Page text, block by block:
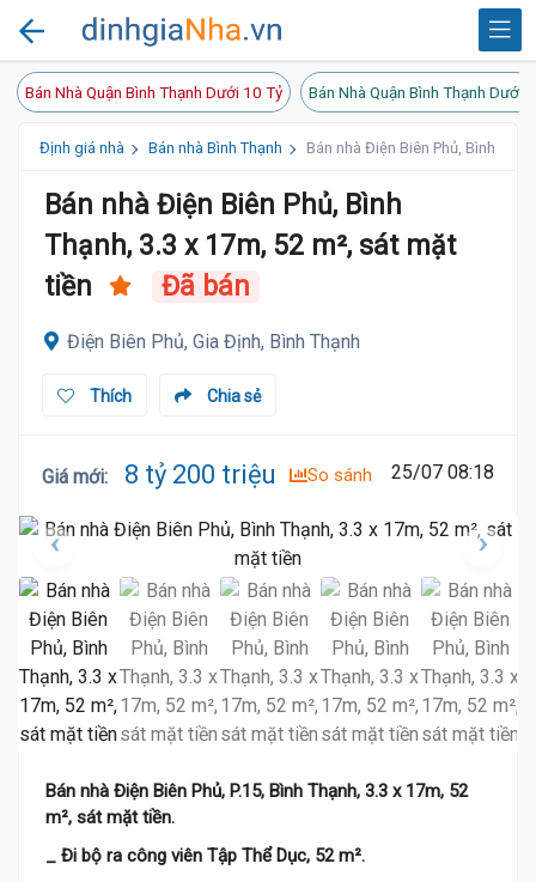
Bán Nhà Quận Bình Thạnh Dưới 10 Tỷ Bán Nhà Quận Bình Thạnh Dưới
Định giá nhà Bán nhà Bình Thạnh Bán nhà Điện Biên Phủ, Bình
Bán nhà Điện Biên Phủ, Bình
Thạnh, 3.3 x 17m, 52 m², sát mặt
tiền
Đã bán
Điện Biên Phủ, Gia Định, Bình Thạnh
Chia sẻ
Thích
Giá mới: 8 tỷ 200 triệu So sánh 25/07 08:18
Bán nhà Điện Biên Phủ, P.15, Bình Thạnh, 3.3 x 17m, 52
m², sát mặt tiền.
_ Đi bộ ra công viên Tập Thể Dục, 52 m².
8 Tỷ